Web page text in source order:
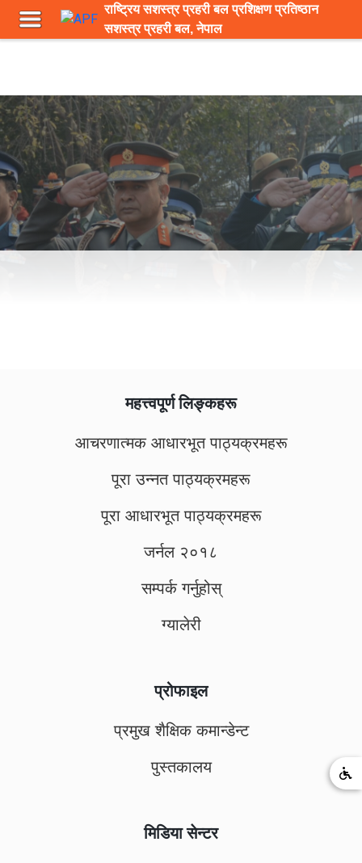
Low Bandwidth
राष्ट्रिय सशस्त्र प्रहरी बल प्रशिक्षण प्रतिष्ठान
सशस्त्र प्रहरी बल, नेपाल
महत्त्वपूर्ण लिङ्कहरू
आचरणात्मक आधारभूत पाठ्यक्रमहरू
पूरा उन्नत पाठ्यक्रमहरू
पूरा आधारभूत पाठ्यक्रमहरू
जर्नल २०१८
सम्पर्क गर्नुहोस्
ग्यालेरी
प्रोफाइल
प्रमुख शैक्षिक कमान्डेन्ट
पुस्तकालय
मिडिया सेन्टर